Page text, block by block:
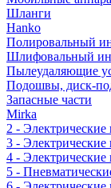
Шланги
Hanko
Полировальный
Шлифовальный
Пылеудаляющие
Подошвы, диск-
Запасные части
Mirka
2 -
3 -
4 -
5 -